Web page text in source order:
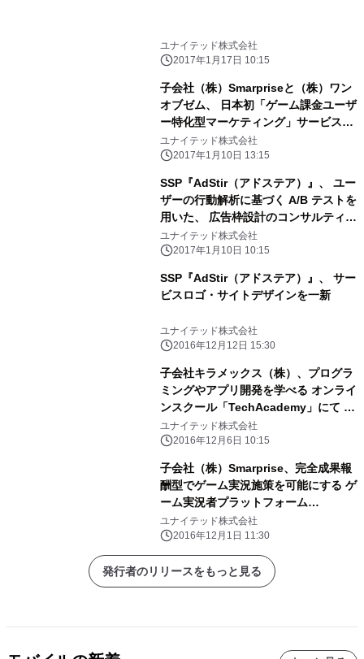
ユナイテッド株式会社
2017年1月17日 10:15
子会社（株）Smarpriseと（株）ワン
オブゼム、 日本初「ゲーム課金ユーザ
ー特化型マーケティング」サービスを
共同開発
ユナイテッド株式会社
2017年1月10日 13:15
SSP『AdStir（アドステア）』、 ユー
ザーの行動解析に基づく A/B テストを
用いた、 広告枠設計のコンサルティン
グを開始
ユナイテッド株式会社
2017年1月10日 10:15
SSP『AdStir（アドステア）』、 サー
ビスロゴ・サイトデザインを一新
ユナイテッド株式会社
2016年12月12日 15:30
子会社キラメックス（株）、プログラ
ミングやアプリ開発を学べる オンライ
ンスクール「TechAcademy」にて オ
ンラインブートキャンプPHP/Laravel
コースの提供を開始
ユナイテッド株式会社
2016年12月6日 10:15
子会社（株）Smarprise、完全成果報
酬型でゲーム実況施策を可能にする ゲ
ーム実況者プラットフォーム
「GAMECAST」正式版をリリース
ユナイテッド株式会社
2016年12月1日 11:30
発行者のリリースをもっと見る